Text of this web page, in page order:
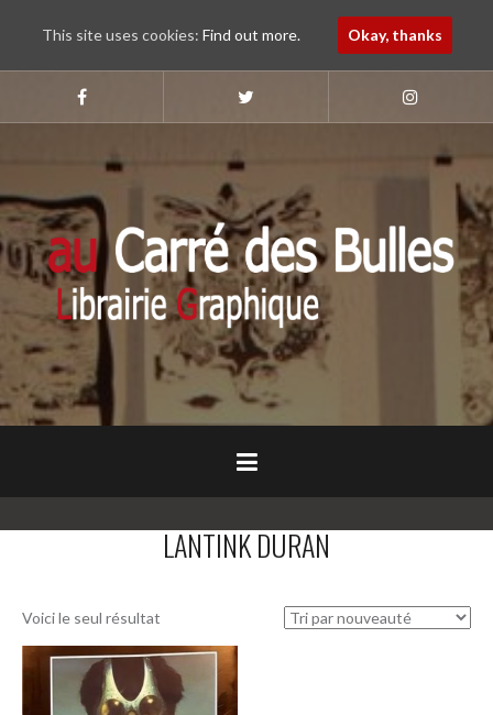
nous
Faebook
nous
nous
Instagram
LANTINK DURAN
Voici le seul résultat
This site uses cookies: Find out more. Okay, thanks